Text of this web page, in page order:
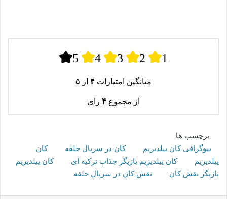
5 4 3 2 1
میانگین امتیازات ۴ از ۵
از مجموع ۴ رای
برچسب ها
بیوگرافی کان ییلدیریم
کان در سریال حلقه
کان
ییلدیریم
کان ییلدیریم بازیگر جذاب ترکیه ای
کان ییلدیریم
بازیگر نقش کان
نقش کان در سریال حلقه